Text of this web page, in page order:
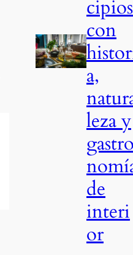
cipios
con
a,
leza y
de
interi
or